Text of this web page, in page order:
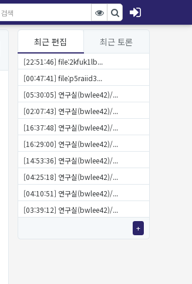
최근 편집 최근 토론
[22:51:46] file:2kfuk1lb...
[00:47:41] file:p5raiid3...
[05:30:05] 연구실(bwlee42)/...
[02:07:43] 연구실(bwlee42)/...
[16:37:48] 연구실(bwlee42)/...
[16:29:00] 연구실(bwlee42)/...
[14:53:36] 연구실(bwlee42)/...
[04:25:18] 연구실(bwlee42)/...
[04:10:51] 연구실(bwlee42)/...
[03:39:12] 연구실(bwlee42)/...
+